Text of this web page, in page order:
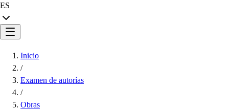
ES
Inicio
/
Examen de autorías
/
Obras